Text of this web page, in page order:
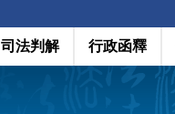
司法判解 行政函釋